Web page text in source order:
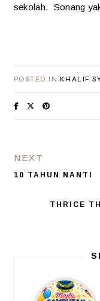
sekolah. Sonang
POSTED IN KHALIF
NEXT
10 TAHUN NANTI
THRICE